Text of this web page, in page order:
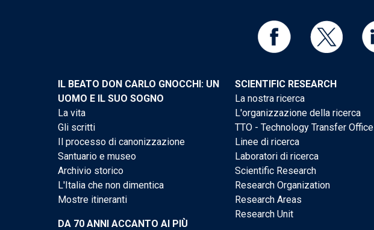
IL BEATO DON CARLO GNOCCHI: UN
UOMO E IL SUO SOGNO
La vita
Gli scritti
Il processo di canonizzazione
Santuario e museo
Archivio storico
L'Italia che non dimentica
Mostre itineranti
DA 70 ANNI ACCANTO AI PIÙ
SCIENTIFIC RESEARCH
La nostra ricerca
L'organizzazione della ricerca
TTO - Technology Transfer Office
Linee di ricerca
Laboratori di ricerca
Scientific Research
Research Organization
Research Areas
Research Unit